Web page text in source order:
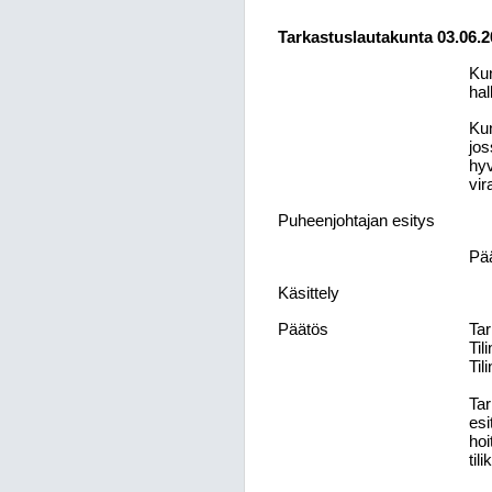
Tarkastuslautakunta
Puheenjohtajan esitys
Käsittely
Päätös